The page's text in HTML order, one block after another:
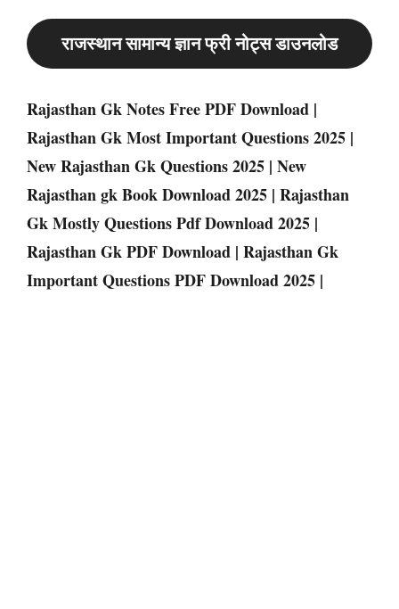
राजस्थान सामान्य ज्ञान फ्री नोट्स डाउनलोड
Rajasthan Gk Notes Free PDF Download |
Rajasthan Gk Most Important Questions 2025 |
New Rajasthan Gk Questions 2025 | New
Rajasthan gk Book Download 2025 | Rajasthan
Gk Mostly Questions Pdf Download 2025 |
Rajasthan Gk PDF Download | Rajasthan Gk
Important Questions PDF Download 2025 |